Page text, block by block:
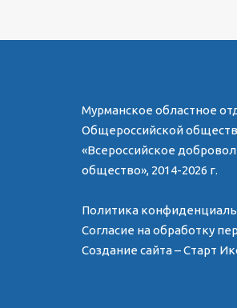
Мурманское областное
Общероссийской
«Всероссийское
общество», 2014-2026 г.
Политика
Согласие на обработку
Создание сайта – Старт